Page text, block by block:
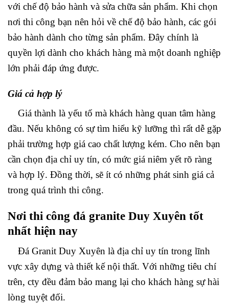
với chế độ bảo hành và sửa chữa sản phẩm. Khi chọn
nơi thi công bạn nên hỏi về chế độ bảo hành, các gói
bảo hành dành cho từng sản phẩm. Đây chính là
quyền lợi dành cho khách hàng mà một doanh nghiệp
lớn phải đáp ứng được.
Giá cả hợp lý
Giá thành là yếu tố mà khách hàng quan tâm hàng
đầu. Nếu không có sự tìm hiểu kỹ lưỡng thì rất dễ gặp
phải trường hợp giá cao chất lượng kém. Cho nên bạn
cần chọn địa chỉ uy tín, có mức giá niêm yết rõ ràng
và hợp lý. Đồng thời, sẽ ít có những phát sinh giá cả
trong quá trình thi công.
Nơi thi công đá granite Duy Xuyên tốt
nhất hiện nay
Đá Granit Duy Xuyên là địa chỉ uy tín trong lĩnh
vực xây dựng và thiết kế nội thất. Với những tiêu chí
trên, cty đều đảm bảo mang lại cho khách hàng sự hài
lòng tuyệt đối.